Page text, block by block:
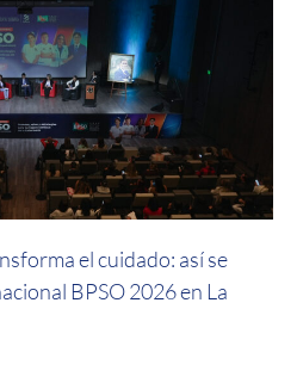
el cuidado: así se
BPSO 2026 en La